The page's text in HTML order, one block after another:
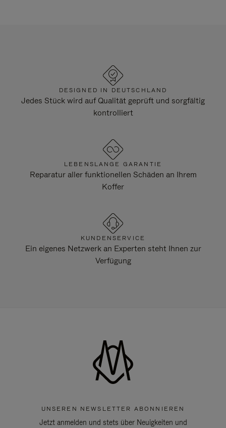
DESIGNED IN DEUTSCHLAND
Jedes Stück wird auf Qualität geprüft und sorgfältig
kontrolliert
LEBENSLANGE GARANTIE
Reparatur aller funktionellen Schäden an Ihrem
Koffer
KUNDENSERVICE
Ein eigenes Netzwerk an Experten steht Ihnen zur
Verfügung
UNSEREN NEWSLETTER ABONNIEREN
Jetzt anmelden und stets über Neuigkeiten und